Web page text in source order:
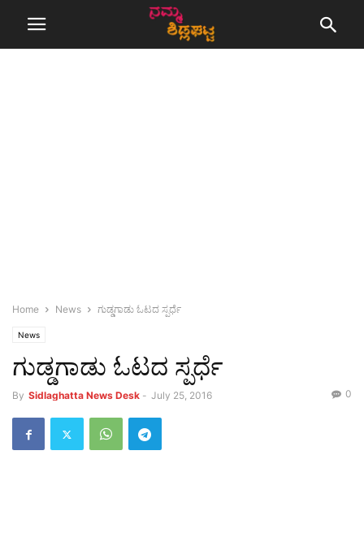
Home News ಗುಡ್ಡಗಾಡು ಓಟದ ಸ್ಪರ್ಧೆ
News
ಗುಡ್ಡಗಾಡು ಓಟದ ಸ್ಪರ್ಧೆ
By Sidlaghatta News Desk - July 25, 2016 0